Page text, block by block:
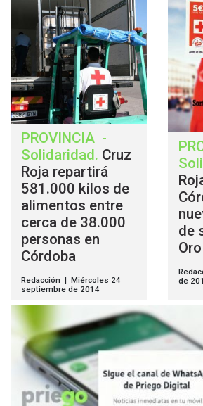
PROVINCIA -
Solidaridad. Cruz
Roja repartirá
581.000 kilos de
alimentos entre
cerca de 38.000
personas en
Córdoba
Redacción | Miércoles 24
septiembre de 2014
de
Oro
de